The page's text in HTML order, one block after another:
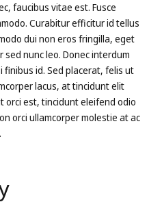
faucibus vitae est. Fusce
Curabitur efficitur id tellus
dui non eros fringilla, eget
nunc leo. Donec interdum
id. Sed placerat, felis ut
lacus, at tincidunt elit
orci est, tincidunt eleifend odio
orci ullamcorper molestie at ac